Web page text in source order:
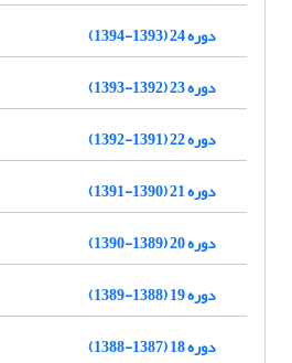
دوره 24 (1393-1394)
دوره 23 (1392-1393)
دوره 22 (1391-1392)
دوره 21 (1390-1391)
دوره 20 (1389-1390)
دوره 19 (1388-1389)
دوره 18 (1387-1388)